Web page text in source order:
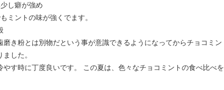
し癖が強め
ミントの味が強くでます。
き粉とは別物だという事が意識できるようになってからチョコミン
した。
す時に丁度良いです。 この夏は、色々なチョコミントの食べ比べを